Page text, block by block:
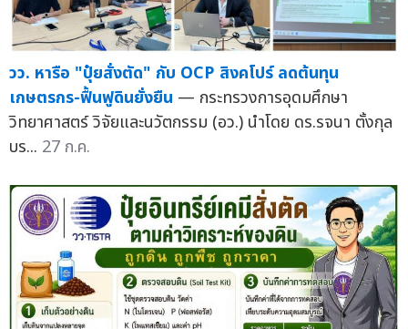
วว. หารือ "ปุ๋ยสั่งตัด" กับ OCP สิงคโปร์ ลดต้นทุน
เกษตรกร-ฟื้นฟูดินยั่งยืน — กระทรวงการอุดมศึกษา
วิทยาศาสตร์ วิจัยและนวัตกรรม (อว.) นำโดย ดร.รจนา ตั้งกุล
บร... 27 ก.ค.